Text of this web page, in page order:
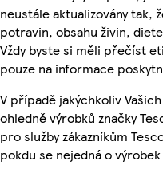
neustále aktualizovány tak,
potravin, obsahu živin,
Vždy byste si měli přečíst
pouze na informace
V případě jakýchkoliv
ohledně výrobků značky
pro služby zákazníkům
pokdu se nejedná o výrobek